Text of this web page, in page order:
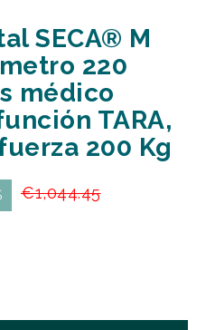
SECA® M
220
médico
TARA,
200 Kg
€1,044.45